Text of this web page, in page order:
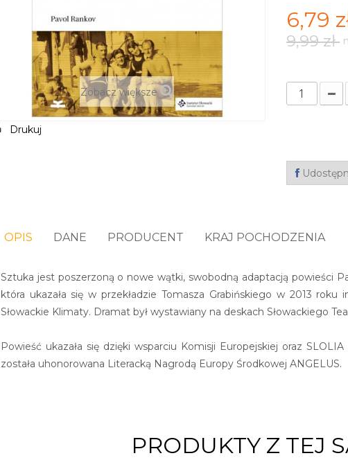
Zobacz większe
Drukuj
6,79
9,99 zł
OPIS DANE PRODUCENT KRAJ POCHODZENIA
Sztuka jest poszerzoną o nowe wątki, swobodną adaptacją powieści
która ukazała się w przekładzie Tomasza Grabińskiego w 2013
Słowackie Klimaty. Dramat był wystawiany na deskach Słowackiego
Powieść ukazała się dzięki wsparciu Komisji Europejskiej oraz
została uhonorowana Literacką Nagrodą Europy Środkowej ANGELUS.
PRODUKTY Z TEJ